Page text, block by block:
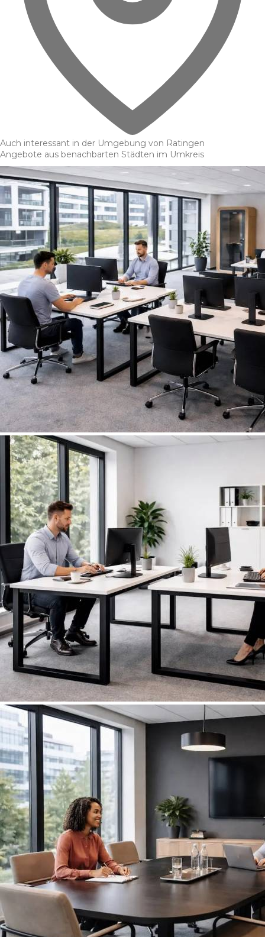
Auch interessant in der Umgebung von Ratingen
Angebote aus benachbarten Städten im Umkreis